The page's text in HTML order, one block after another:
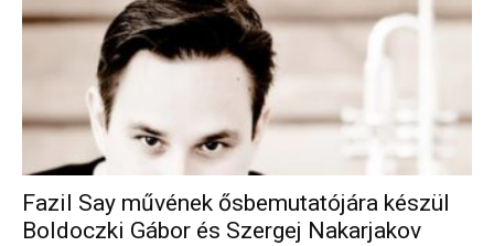
Fazil Say művének ősbemutatójára készül
Boldoczki Gábor és Szergej Nakarjakov